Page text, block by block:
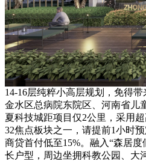
14-16层纯粹小高层规划，免得
金水区总病院东院区、河南省儿
夏科技城距项目仅2公里，采用
32焦点板块之一，请提前1小时
商贷首付低至15%。融入“森居
长户型，周边坐拥科教公园、大